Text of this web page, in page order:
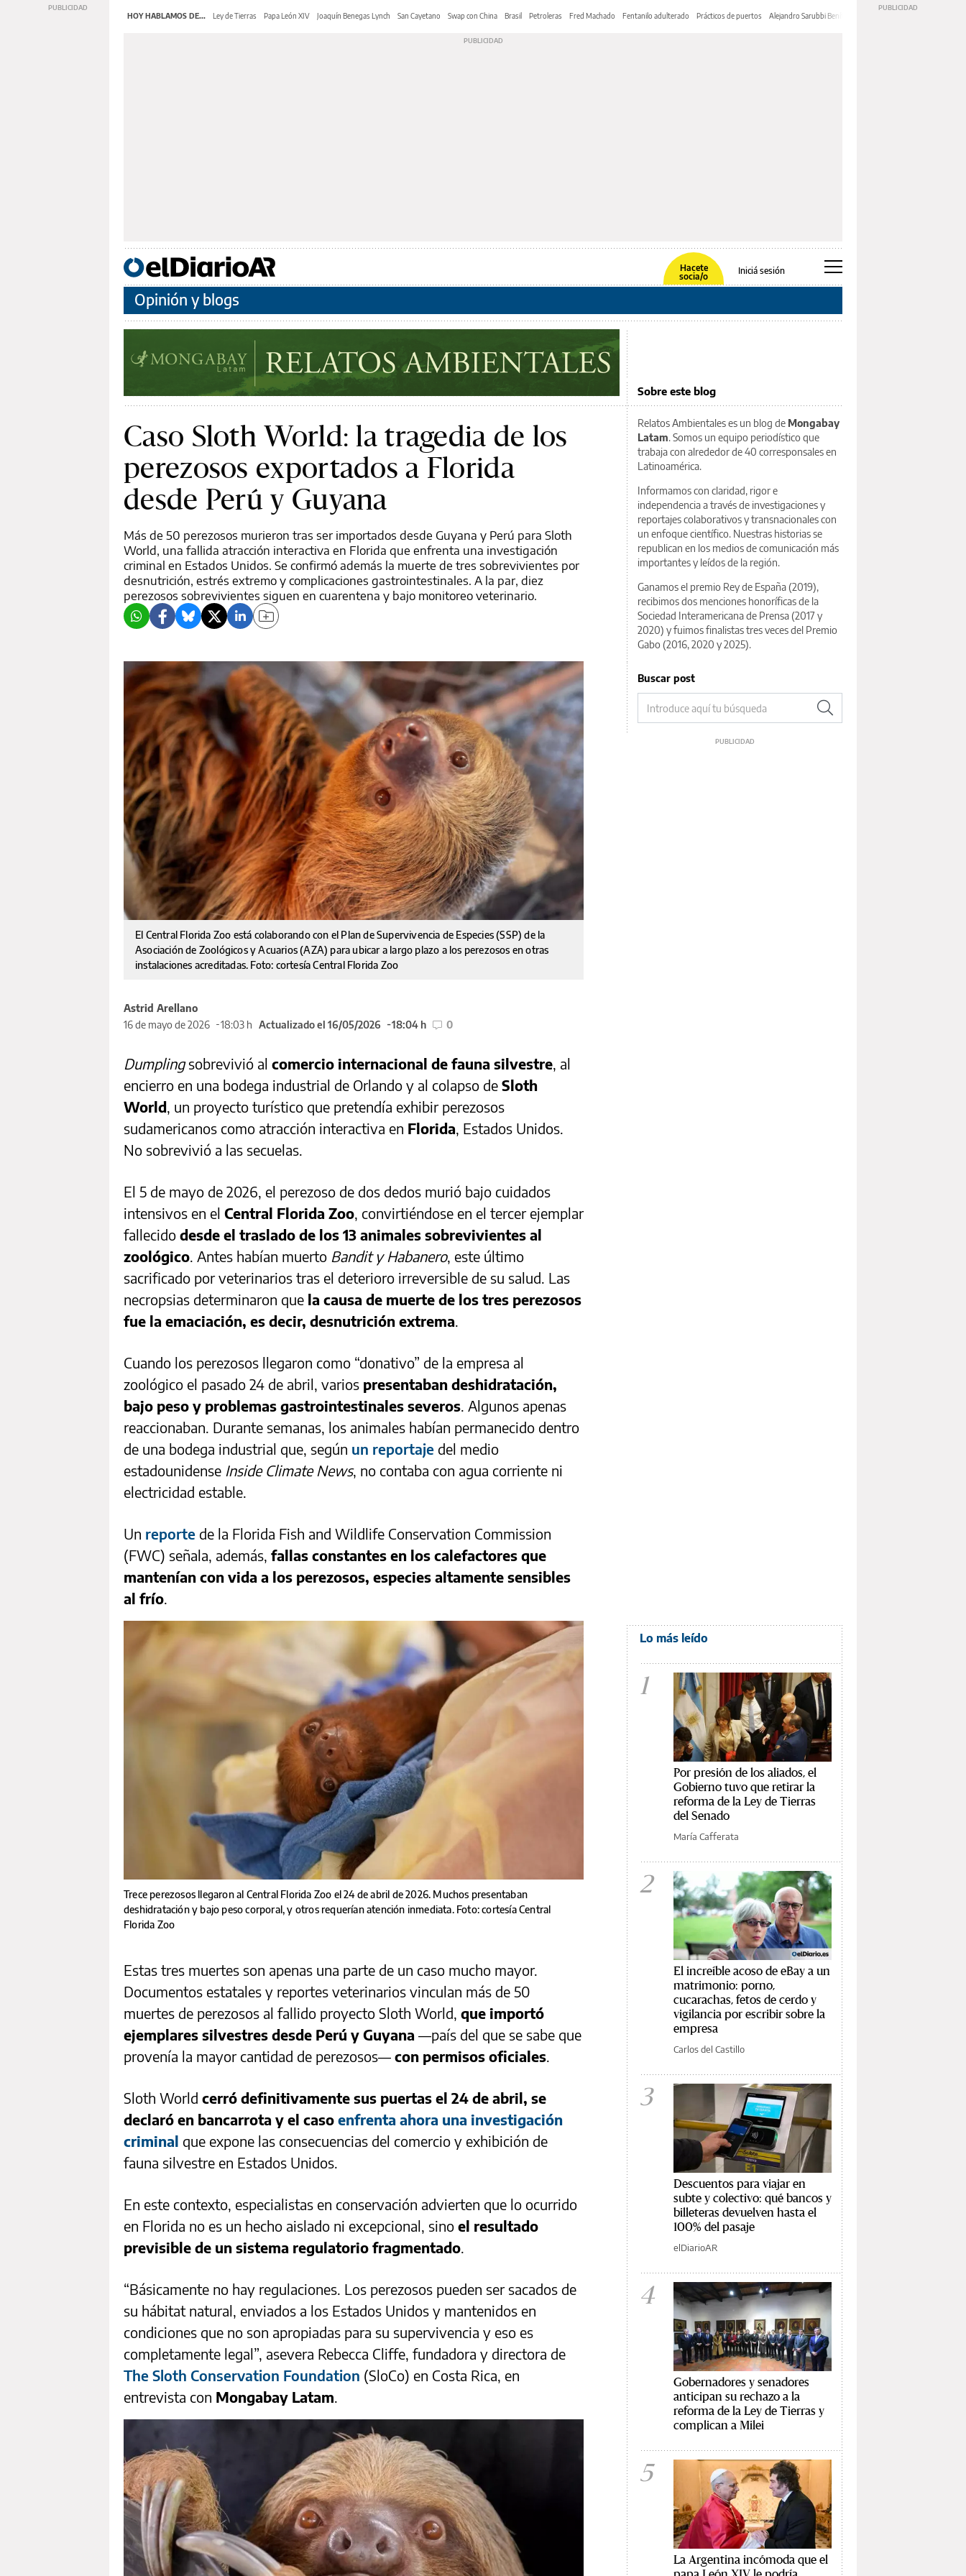
HOY HABLAMOS DE... Ley de Tierras Papa León XIV Joaquín Benegas Lynch San Cayetano Swap con China Brasil Petroleras Fred Machado Fentanilo adulterado Prácticos de puertos Alejandro Sarubbi Benítez
Hacete
socia/o
Iniciá sesión
Opinión y blogs
Caso Sloth World: la tragedia de los
perezosos exportados a Florida
desde Perú y Guyana
Más de 50 perezosos murieron tras ser importados desde Guyana y Perú para Sloth
World, una fallida atracción interactiva en Florida que enfrenta una investigación
criminal en Estados Unidos. Se confirmó además la muerte de tres sobrevivientes por
desnutrición, estrés extremo y complicaciones gastrointestinales. A la par, diez
perezosos sobrevivientes siguen en cuarentena y bajo monitoreo veterinario.
El Central Florida Zoo está colaborando con el Plan de Supervivencia de Especies (SSP) de la
Asociación de Zoológicos y Acuarios (AZA) para ubicar a largo plazo a los perezosos en otras
instalaciones acreditadas. Foto: cortesía Central Florida Zoo
Astrid Arellano
16 de mayo de 2026
18:03 h Actualizado el 16/05/2026 18:04 h 0
Dumplingsobrevivió al comercio internacional de fauna silvestre, al
encierro en una bodega industrial de Orlando y al colapso de Sloth
World, un proyecto turístico que pretendía exhibir perezosos
sudamericanos como atracción interactiva en Florida, Estados Unidos.
No sobrevivió a las secuelas.
El 5 de mayo de 2026, el perezoso de dos dedos murió bajo cuidados
intensivos en el Central Florida Zoo, convirtiéndose en el tercer ejemplar
fallecido desde el traslado de los 13 animales sobrevivientes al
zoológico. Antes habían muerto Bandit y Habanero, este último
sacrificado por veterinarios tras el deterioro irreversible de su salud. Las
necropsias determinaron que la causa de muerte de los tres perezosos
fue la emaciación, es decir, desnutrición extrema.
Cuando los perezosos llegaron como “donativo” de la empresa al
zoológico el pasado 24 de abril, varios presentaban deshidratación,
bajo peso y problemas gastrointestinales severos. Algunos apenas
reaccionaban. Durante semanas, los animales habían permanecido dentro
de una bodega industrial que, según un reportaje del medio
estadounidense Inside Climate News, no contaba con agua corriente ni
electricidad estable.
Un reporte de la Florida Fish and Wildlife Conservation Commission
(FWC) señala, además, fallas constantes en los calefactores que
mantenían con vida a los perezosos, especies altamente sensibles
al frío.
Trece perezosos llegaron al Central Florida Zoo el 24 de abril de 2026. Muchos presentaban
deshidratación y bajo peso corporal, y otros requerían atención inmediata. Foto: cortesía Central
Florida Zoo
Estas tres muertes son apenas una parte de un caso mucho mayor.
Documentos estatales y reportes veterinarios vinculan más de 50
muertes de perezosos al fallido proyecto Sloth World, que importó
ejemplares silvestres desde Perú y Guyana —país del que se sabe que
provenía la mayor cantidad de perezosos— con permisos oficiales.
Sloth World cerró definitivamente sus puertas el 24 de abril, se
declaró en bancarrota y el caso enfrenta ahora una investigación
criminal que expone las consecuencias del comercio y exhibición de
fauna silvestre en Estados Unidos.
En este contexto, especialistas en conservación advierten que lo ocurrido
en Florida no es un hecho aislado ni excepcional, sino el resultado
previsible de un sistema regulatorio fragmentado.
“Básicamente no hay regulaciones. Los perezosos pueden ser sacados de
su hábitat natural, enviados a los Estados Unidos y mantenidos en
condiciones que no son apropiadas para su supervivencia y eso es
completamente legal”, asevera Rebecca Cliffe, fundadora y directora de
The Sloth Conservation Foundation (SloCo) en Costa Rica, en
entrevista con Mongabay Latam.
Sobre este blog
Relatos Ambientales es un blog de Mongabay
Latam. Somos un equipo periodístico que
trabaja con alrededor de 40 corresponsales en
Latinoamérica.
Informamos con claridad, rigor e
independencia a través de investigaciones y
reportajes colaborativos y transnacionales con
un enfoque científico. Nuestras historias se
republican en los medios de comunicación más
importantes y leídos de la región.
Ganamos el premio Rey de España (2019),
recibimos dos menciones honoríficas de la
Sociedad Interamericana de Prensa (2017 y
2020) y fuimos finalistas tres veces del Premio
Gabo (2016, 2020 y 2025).
Buscar post
Lo más leído
1
Por presión de los aliados, el
Gobierno tuvo que retirar la
reforma de la Ley de Tierras
del Senado
María Cafferata
2
El increíble acoso de eBay a un
matrimonio: porno,
cucarachas, fetos de cerdo y
vigilancia por escribir sobre la
empresa
Carlos del Castillo
3
Descuentos para viajar en
subte y colectivo: qué bancos y
billeteras devuelven hasta el
100% del pasaje
elDiarioAR
4
Gobernadores y senadores
anticipan su rechazo a la
reforma de la Ley de Tierras y
complican a Milei
5
La Argentina incómoda que el